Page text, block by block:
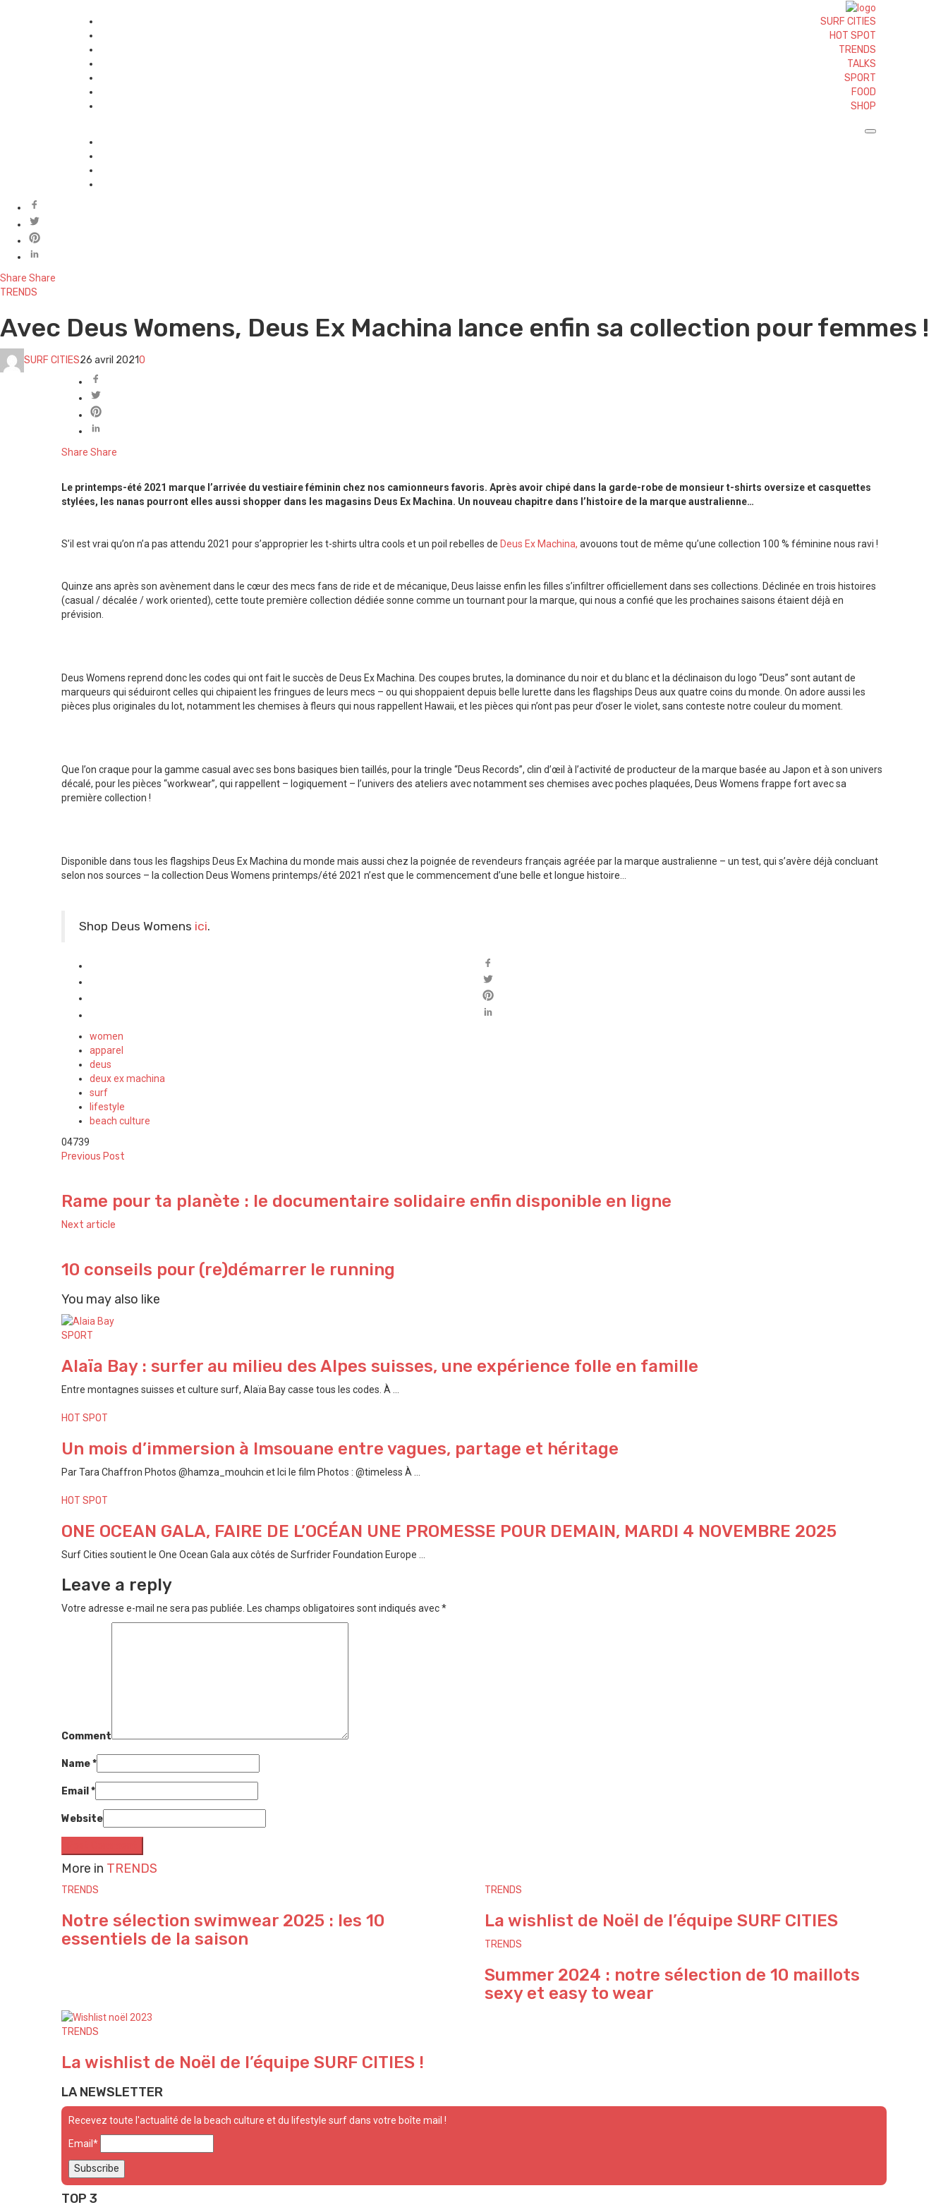
SURF CITIES
HOT SPOT
TRENDS
TALKS
SPORT
FOOD
SHOP
Share Share
TRENDS
Avec Deus Womens, Deus Ex Machina lance enfin sa collection pour femmes !
SURF CITIES26 avril 20210
Share Share
Le printemps-été 2021 marque l’arrivée du vestiaire féminin chez nos camionneurs favoris. Après avoir chipé dans la garde-robe de monsieur t-shirts oversize et casquettes
stylées, les nanas pourront elles aussi shopper dans les magasins Deus Ex Machina. Un nouveau chapitre dans l’histoire de la marque australienne…
S’il est vrai qu’on n’a pas attendu 2021 pour s’approprier les t-shirts ultra cools et un poil rebelles de Deus Ex Machina, avouons tout de même qu’une collection 100 % féminine nous ravi !
Quinze ans après son avènement dans le cœur des mecs fans de ride et de mécanique, Deus laisse enfin les filles s’infiltrer officiellement dans ses collections. Déclinée en trois histoires
(casual / décalée / work oriented), cette toute première collection dédiée sonne comme un tournant pour la marque, qui nous a confié que les prochaines saisons étaient déjà en
prévision.
Deus Womens reprend donc les codes qui ont fait le succès de Deus Ex Machina. Des coupes brutes, la dominance du noir et du blanc et la déclinaison du logo “Deus” sont autant de
marqueurs qui séduiront celles qui chipaient les fringues de leurs mecs – ou qui shoppaient depuis belle lurette dans les flagships Deus aux quatre coins du monde. On adore aussi les
pièces plus originales du lot, notamment les chemises à fleurs qui nous rappellent Hawaii, et les pièces qui n’ont pas peur d’oser le violet, sans conteste notre couleur du moment.
Que l’on craque pour la gamme casual avec ses bons basiques bien taillés, pour la tringle “Deus Records”, clin d’œil à l’activité de producteur de la marque basée au Japon et à son univers
décalé, pour les pièces “workwear”, qui rappellent – logiquement – l’univers des ateliers avec notamment ses chemises avec poches plaquées, Deus Womens frappe fort avec sa
première collection !
Disponible dans tous les flagships Deus Ex Machina du monde mais aussi chez la poignée de revendeurs français agréée par la marque australienne – un test, qui s’avère déjà concluant
selon nos sources – la collection Deus Womens printemps/été 2021 n’est que le commencement d’une belle et longue histoire…
Shop Deus Womens ici.
women
apparel
deus
deux ex machina
surf
lifestyle
beach culture
04739
Previous Post
Rame pour ta planète : le documentaire solidaire enfin disponible en ligne
Next article
10 conseils pour (re)démarrer le running
You may also like
SPORT
Alaïa Bay : surfer au milieu des Alpes suisses, une expérience folle en famille
Entre montagnes suisses et culture surf, Alaïa Bay casse tous les codes. À ...
HOT SPOT
Un mois d’immersion à Imsouane entre vagues, partage et héritage
Par Tara Chaffron Photos @hamza_mouhcin et Ici le film Photos : @timeless À ...
HOT SPOT
ONE OCEAN GALA, FAIRE DE L’OCÉAN UNE PROMESSE POUR DEMAIN, MARDI 4 NOVEMBRE 2025
Surf Cities soutient le One Ocean Gala aux côtés de Surfrider Foundation Europe ...
Leave a reply
Votre adresse e-mail ne sera pas publiée. Les champs obligatoires sont indiqués avec*
Comment
Name*
Email *
Website
More in TRENDS
TRENDS
Notre sélection swimwear 2025 : les 10
essentiels de la saison
TRENDS
La wishlist de Noël de l’équipe SURF CITIES
TRENDS
Summer 2024 : notre sélection de 10 maillots
sexy et easy to wear
TRENDS
La wishlist de Noël de l’équipe SURF CITIES !
LA NEWSLETTER
Recevez toute l'actualité de la beach culture et du lifestyle surf dans votre boîte mail !
Email*
TOP 3